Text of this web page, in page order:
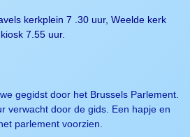
kerkplein 7 .30 uur, Weelde kerk
7.55 uur.
gegidst door het Brussels Parlement.
verwacht door de gids. Een hapje en
parlement voorzien.